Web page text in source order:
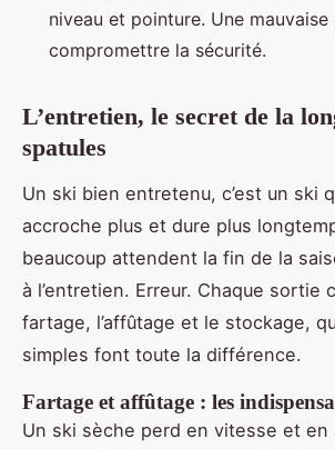
niveau et pointure. Une mauvaise
compromettre la sécurité.
L’entretien, le secret de la
spatules
Un ski bien entretenu, c’est un ski
accroche plus et dure plus
beaucoup attendent la fin de la
à l’entretien. Erreur. Chaque sortie
fartage, l’affûtage et le stockage,
simples font toute la différence.
Fartage et affûtage : les
Un ski sèche perd en vitesse et en